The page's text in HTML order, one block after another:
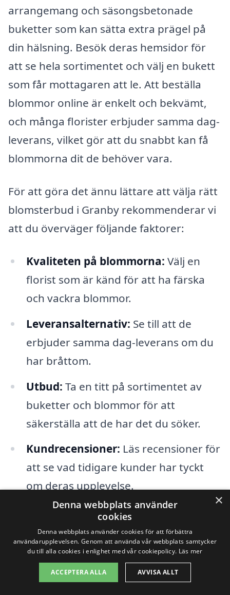
arrangemang och säsongsbetonade
buketter som kan sätta extra prägel på
din hälsning. Besök deras hemsidor för
att se hela sortimentet och välj en bukett
som får mottagaren att le. Att beställa
blommor online är enkelt och bekvämt,
och många florister erbjuder samma dag-
leverans, vilket gör att du snabbt kan få
blommorna dit de behöver vara.
För att göra det ännu lättare att välja rätt
blomsterbud i Granby rekommenderar vi
att du överväger följande faktorer:
Kvaliteten på blommorna: Välj en
florist som är känd för att ha färska
och vackra blommor.
Leveransalternativ: Se till att de
erbjuder samma dag-leverans om du
har bråttom.
Utbud: Ta en titt på sortimentet av
buketter och blommor för att
säkerställa att de har det du söker.
Kundrecensioner: Läs recensioner för
att se vad tidigare kunder har tyckt
om deras upplevelse.
Genom att använda blomsterbud-samma-
dag.se får du en enkel och snabb väg att
hitta det perfekta blomsterbudet i
Granby, oavsett vilket tillfälle det handlar
×
Denna webbplats använder
cookies
Denna webbplats använder cookies för att förbättra
användarupplevelsen. Genom att använda vår webbplats samtycker
du till alla cookies i enlighet med vår cookiepolicy. Läs mer
ACCEPTERA ALLA AVVISA ALLT